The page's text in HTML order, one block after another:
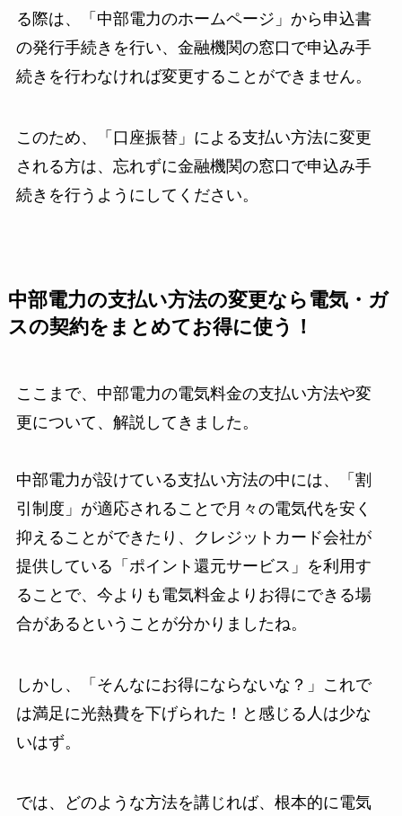
る際は、「中部電力のホームページ」から申込書
の発行手続きを行い、金融機関の窓口で申込み手
続きを行わなければ変更することができません。
このため、「口座振替」による支払い方法に変更
される方は、忘れずに金融機関の窓口で申込み手
続きを行うようにしてください。
中部電力の支払い方法の変更なら電気・ガ
スの契約をまとめてお得に使う！
ここまで、中部電力の電気料金の支払い方法や変
更について、解説してきました。
中部電力が設けている支払い方法の中には、「割
引制度」が適応されることで月々の電気代を安く
抑えることができたり、クレジットカード会社が
提供している「ポイント還元サービス」を利用す
ることで、今よりも電気料金よりお得にできる場
合があるということが分かりましたね。
しかし、「そんなにお得にならないな？」これで
は満足に光熱費を下げられた！と感じる人は少な
いはず。
では、どのような方法を講じれば、根本的に電気